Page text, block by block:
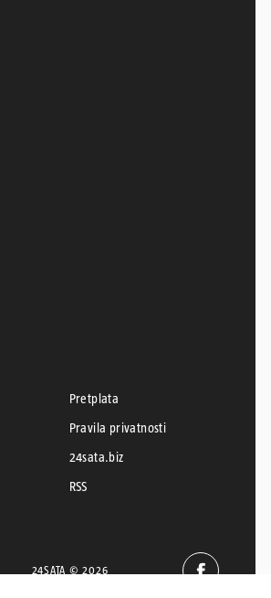
Pretplata
Pravila privatnosti
24sata.biz
RSS
24SATA © 2026